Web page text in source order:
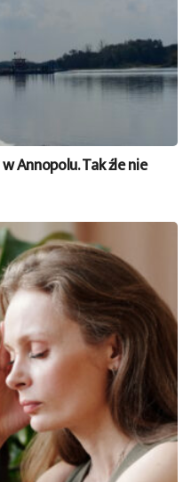
Annopolu. Tak źle nie